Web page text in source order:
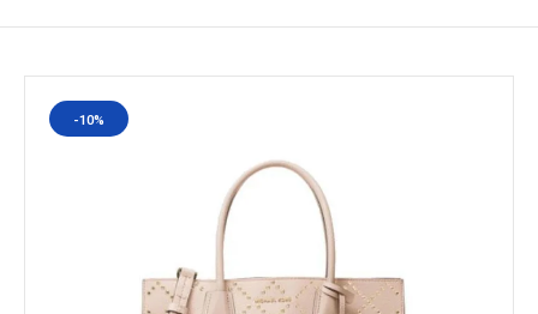
-10%